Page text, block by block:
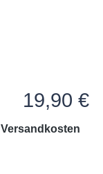
19,90 €
Versandkosten